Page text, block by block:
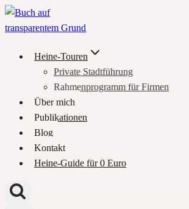
Zum
Inhalt
Heine-Touren
Private Stadtführung
Rahmenprogramm für Firmen
Über mich
Publikationen
Blog
Kontakt
Heine-Guide für 0 Euro